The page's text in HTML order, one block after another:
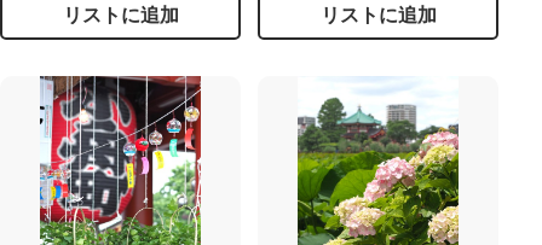
リストに追加 リストに追加